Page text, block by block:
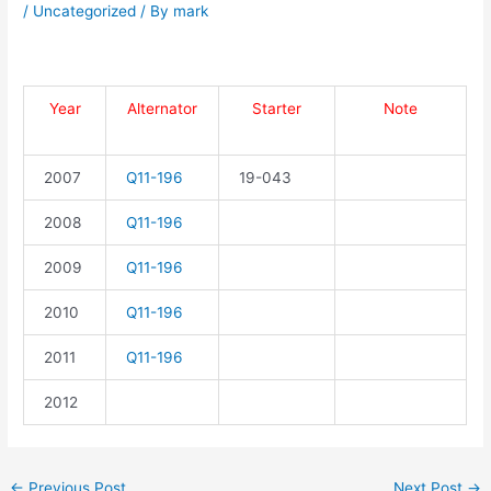
/ Uncategorized / By mark
Year Alternator Starter Note
2007 Q11-196 19-043
2008 Q11-196
2009 Q11-196
2010 Q11-196
2011 Q11-196
2012